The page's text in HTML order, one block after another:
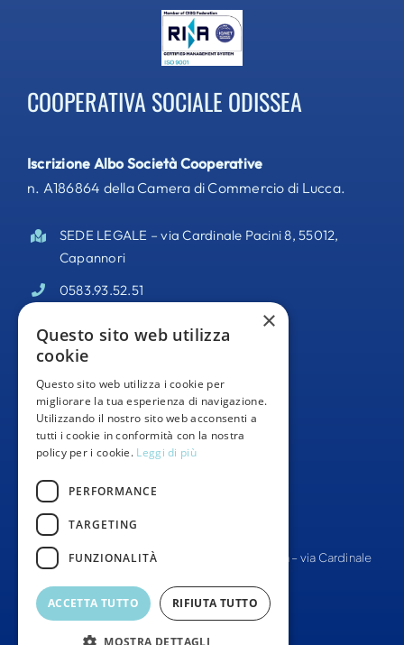
COOPERATIVA SOCIALE ODISSEA
Iscrizione Albo Società Cooperative
n. A186864 della Camera di Commercio di Lucca.
SEDE LEGALE – via Cardinale Pacini 8, 55012,
Capannori
0583.93.52.51
odisseacooperativa@pec.it
Partita IVA 02095140469
Informativa Privacy
Whistleblowing
© Tutti i diritti Riservati – Cooperativa Odissea– via Cardinale
SITO WEB –THINKLAB360
×
Questo sito web utilizza
cookie
Questo sito web utilizza i cookie per
migliorare la tua esperienza di navigazione.
Utilizzando il nostro sito web acconsenti a
tutti i cookie in conformità con la nostra
policy per i cookie. Leggi di più
PERFORMANCE
TARGETING
FUNZIONALITÀ
ACCETTA TUTTO RIFIUTA TUTTO
MOSTRA DETTAGLI